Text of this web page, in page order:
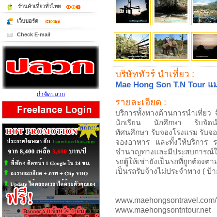
บริษัททัวร์ นำเที่ยว :
Mae Hong Son T.N Tour
รายละเอียด :
บริการทั้งทางด้านการนำเที่ย
นักเรียน นักศึกษา รับจัดน
ทัศนศึกษา รับจองโรงแรม รับจ
จองอาหาร และทั้งให้บริการ
ชำนาญทางและมีประสบการณ์
รถตู้ให้เช่ายังเป็นรถที่ถูกต้อง
เป็นรถรับจ้างไม่ประจำทาง ( ป้
www.maehongsontntour.net
ร้านค้าเที่ยวทั่วไทย
เว็บบอร์ด
Check E-mail
กำจัดปลวก